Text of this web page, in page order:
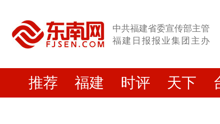
中共福建省委宣传部主管
福建日报报业集团主办
推荐 福建 时评 天下